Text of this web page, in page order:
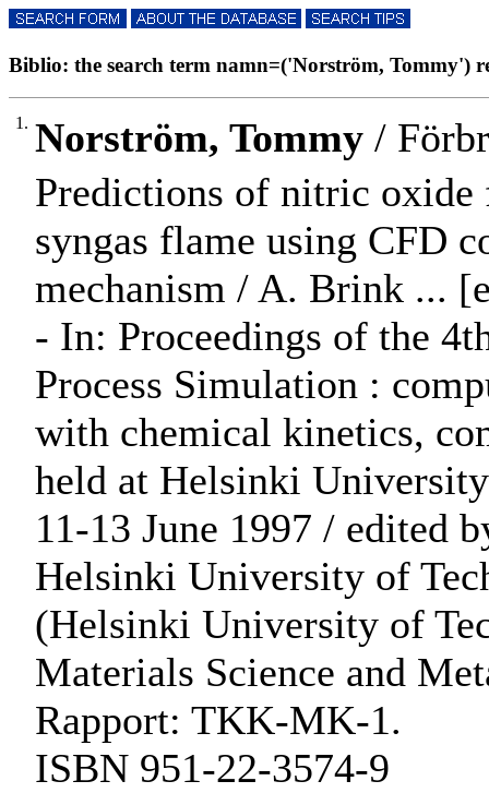
Biblio: the search term namn=('Norström, Tommy')
1. Norström, Tommy /
Predictions of nitric
syngas flame using CFD
mechanism / A. Brink ...
- In: Proceedings of the
Process Simulation :
with chemical kinetics,
held at Helsinki
11-13 June 1997 / edited
Helsinki University of
(Helsinki University of
Materials Science and
Rapport: TKK-MK-1.
ISBN 951-22-3574-9